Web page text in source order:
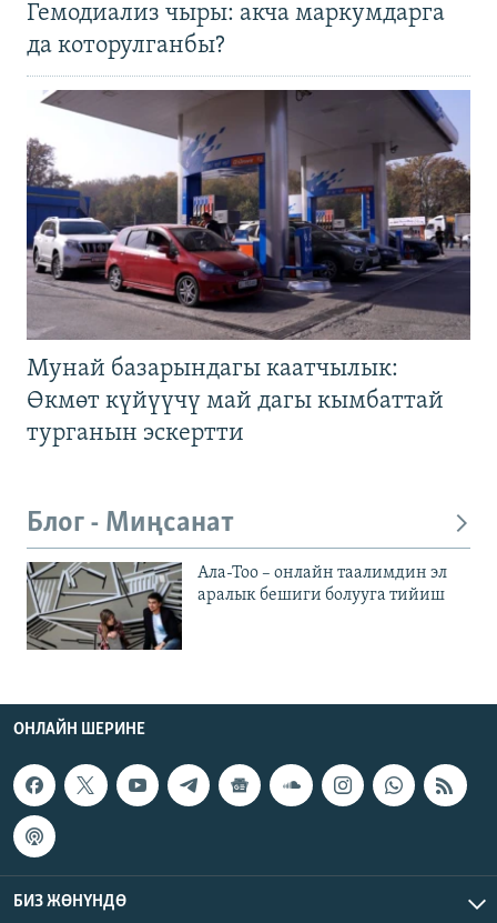
Гемодиализ чыры: акча маркумдарга
да которулганбы?
Мунай базарындагы каатчылык:
Өкмөт күйүүчү май дагы кымбаттай
турганын эскертти
Блог - Миңсанат
Ала-Тоо – онлайн таалимдин эл
аралык бешиги болууга тийиш
ОНЛАЙН ШЕРИНЕ
БИЗ ЖӨНҮНДӨ